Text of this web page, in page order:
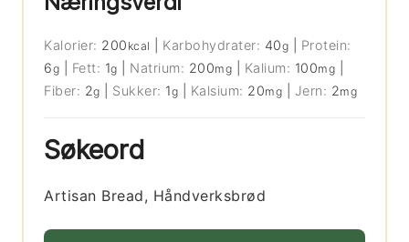
Kalorier: 200 kcal Karbohydrater: 40g
Protein:
6g Fett: 1g Natrium: 200mg Kalium: 100mg
Fiber: 2g Sukker: 1g Kalsium: 20mg Jern: 2mg
Søkeord
Artisan Bread, Håndverksbrød